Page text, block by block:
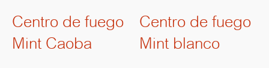
Centro de fuego
Mint Caoba
Centro de fuego
Mint blanco